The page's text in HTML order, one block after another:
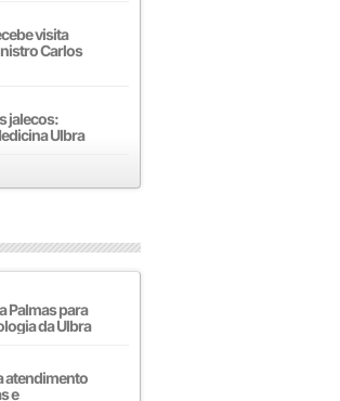
visita
Carlos
jalecos:
Ulbra
Palmas para
da Ulbra
atendimento
e